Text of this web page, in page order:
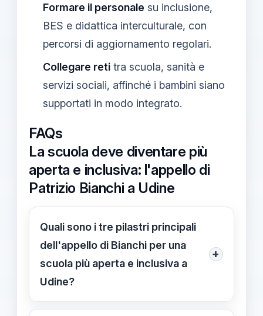
Formare il personale su inclusione,
BES e didattica interculturale, con
percorsi di aggiornamento regolari.
Collegare reti tra scuola, sanità e
servizi sociali, affinché i bambini siano
supportati in modo integrato.
FAQs
La scuola deve diventare più
aperta e inclusiva: l'appello di
Patrizio Bianchi a Udine
Quali sono i tre pilastri principali
dell'appello di Bianchi per una
scuola più aperta e inclusiva a
Udine?
+
Investimento nell'infanzia,